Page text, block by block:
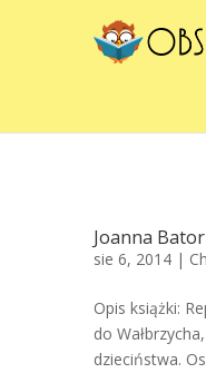
Joanna
sie 6, 2014 |
Opis książki:
do
dzieciństwa.